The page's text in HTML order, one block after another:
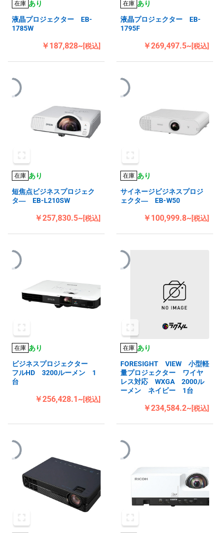
在庫 あり
液晶プロジェクター EB-
1785W
￥187,828~[税込]
在庫 あり
液晶プロジェクター EB-
1795F
￥269,497.5~[税込]
在庫 あり
短焦点ビジネスプロジェク
タ― EB-L210SW
￥257,830.5~[税込]
在庫 あり
サイネージビジネスプロジ
ェクタ― EB-W50
￥100,999.8~[税込]
在庫 あり
ビジネスプロジェクター
フルHD 3200ルーメン 1
台
￥256,428.1~[税込]
在庫 あり
FORESIGHT VIEW 小型軽
量プロジェクター ワイヤ
レス対応 WXGA 2000ル
ーメン ネイビー 1台
￥234,584.2~[税込]